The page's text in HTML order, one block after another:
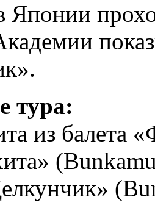
Японии
тура:
из балета